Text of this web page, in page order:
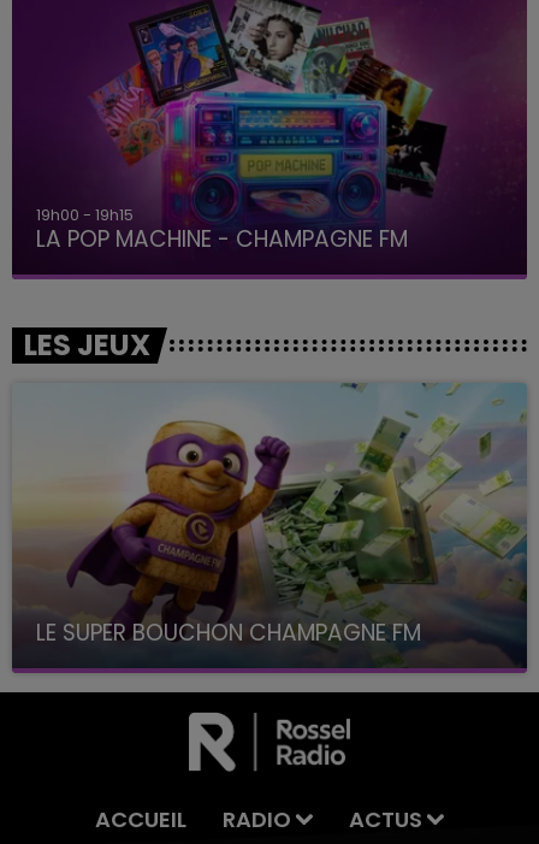
19h00 - 19h15
LA POP MACHINE - CHAMPAGNE FM
LES JEUX
LE SUPER BOUCHON CHAMPAGNE FM
avec La Famille Champagne FM, à 8H10
ACCUEIL RADIO ACTUS